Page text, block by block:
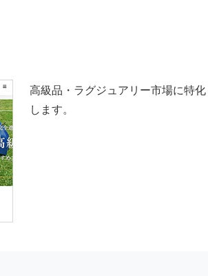
高級品・ラグジュアリー市場に特
します。